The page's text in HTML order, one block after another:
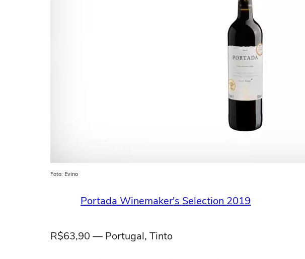
Foto: Evino
Portada Winemaker's Selection 2019
R$63,90 — Portugal, Tinto